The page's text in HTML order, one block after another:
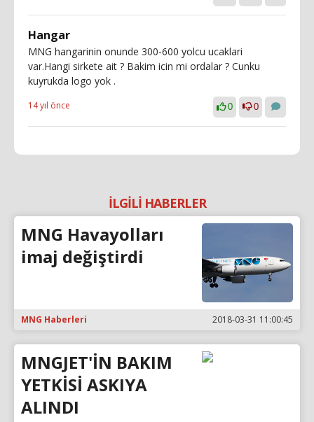
Hangar
MNG hangarinin onunde 300-600 yolcu ucaklari
var.Hangi sirkete ait ? Bakim icin mi ordalar ? Cunku
kuyrukda logo yok .
14 yıl önce 0 0
İLGİLİ HABERLER
MNG Havayolları
imaj değiştirdi
MNG Haberleri 2018-03-31 11:00:45
MNGJET'İN BAKIM
YETKİSİ ASKIYA
ALINDI